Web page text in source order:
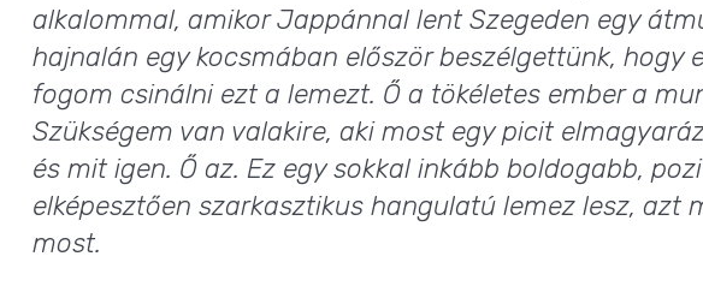
alkalommal, amikor Jappánnal lent Szegeden egy
hajnalán egy kocsmában először beszélgettünk, hogy
fogom csinálni ezt a lemezt. Ő a tökéletes ember a
Szükségem van valakire, aki most egy picit
és mit igen. Ő az. Ez egy sokkal inkább boldogabb,
elképesztően szarkasztikus hangulatú lemez lesz, azt
most.